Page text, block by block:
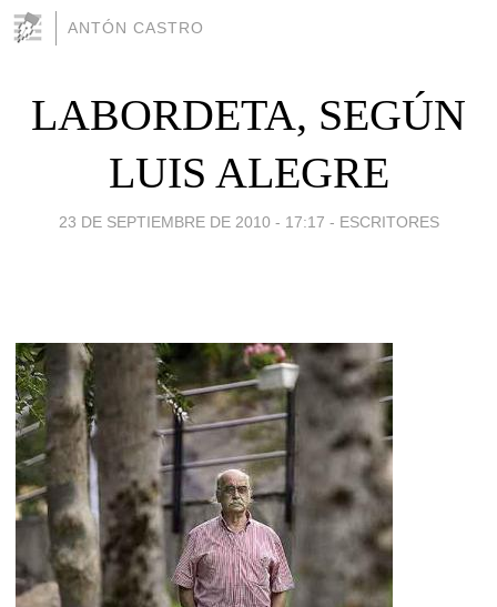
ANTÓN CASTRO
LABORDETA, SEGÚN
LUIS ALEGRE
23 DE SEPTIEMBRE DE 2010 - 17:17 - ESCRITORES